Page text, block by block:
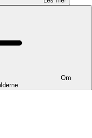
Om